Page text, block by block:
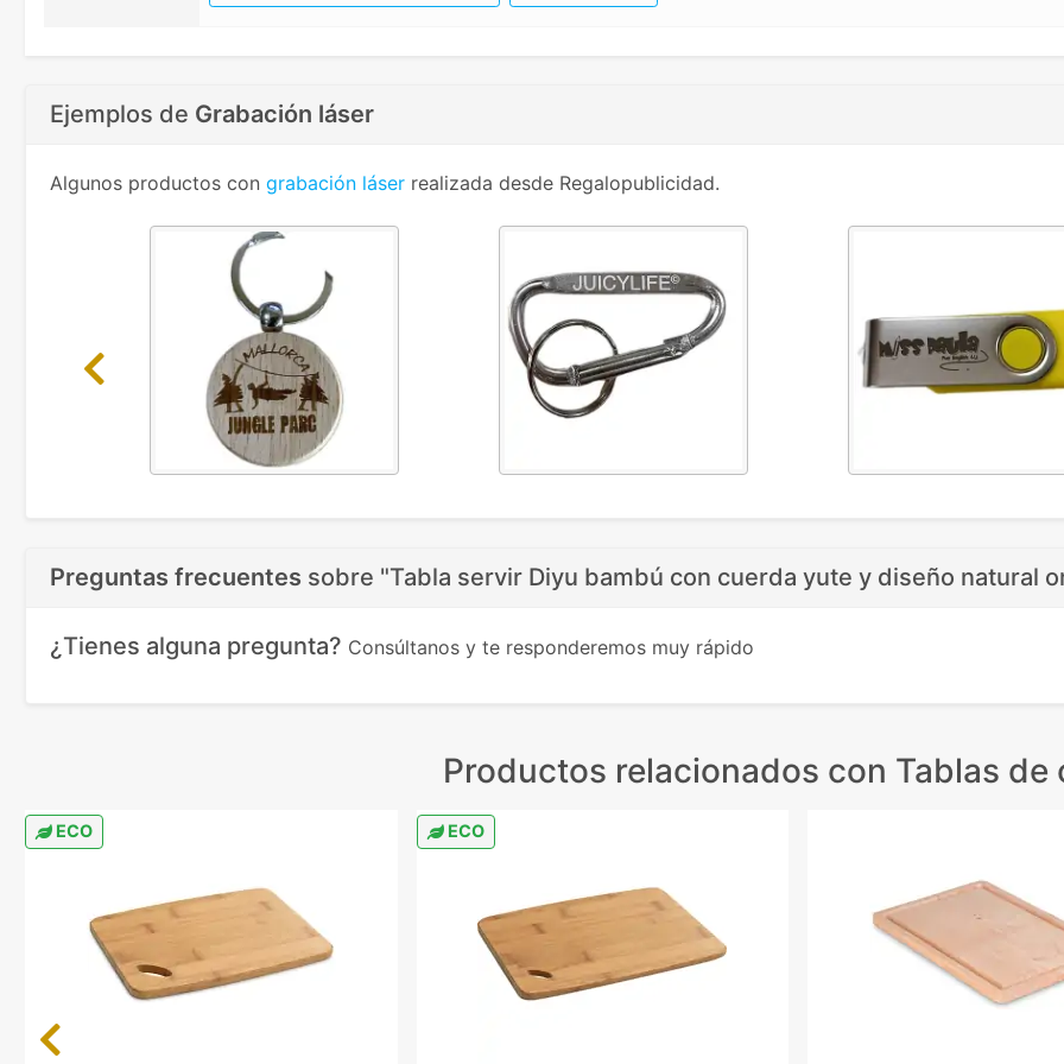
Ejemplos de Grabación láser
Algunos productos con grabación láser realizada desde Regalopublicidad.
Previous
Preguntas frecuentes sobre "Tabla servir Diyu bambú con cuerda yute y diseño natural
¿Tienes alguna pregunta? Consúltanos y te responderemos muy rápido
Productos relacionados con Tablas de
ECO ECO
Previous